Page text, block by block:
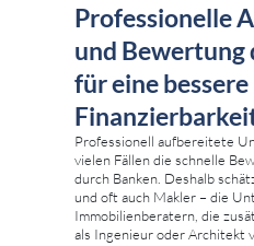
Professionelle
und Bewertung
für eine bessere
Professionell aufbereitete
vielen Fällen die schnelle
durch Banken. Deshalb
und oft auch Makler – die
Immobilienberatern, die
als Ingenieur oder Architekt